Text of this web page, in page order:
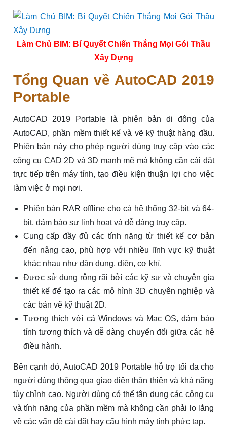
Làm Chủ BIM: Bí Quyết Chiến Thắng Mọi Gói Thầu
Xây Dựng
Tổng Quan về AutoCAD 2019
Portable
AutoCAD 2019 Portable là phiên bản di động của
AutoCAD, phần mềm thiết kế và vẽ kỹ thuật hàng đầu.
Phiên bản này cho phép người dùng truy cập vào các
công cụ CAD 2D và 3D mạnh mẽ mà không cần cài đặt
trực tiếp trên máy tính, tạo điều kiện thuận lợi cho việc
làm việc ở mọi nơi.
Phiên bản RAR offline cho cả hệ thống 32-bit và 64-
bit, đảm bảo sự linh hoạt và dễ dàng truy cập.
Cung cấp đầy đủ các tính năng từ thiết kế cơ bản
đến nâng cao, phù hợp với nhiều lĩnh vực kỹ thuật
khác nhau như dân dụng, điện, cơ khí.
Được sử dụng rộng rãi bởi các kỹ sư và chuyên gia
thiết kế để tạo ra các mô hình 3D chuyên nghiệp và
các bản vẽ kỹ thuật 2D.
Tương thích với cả Windows và Mac OS, đảm bảo
tính tương thích và dễ dàng chuyển đổi giữa các hệ
điều hành.
Bên cạnh đó, AutoCAD 2019 Portable hỗ trợ tối đa cho
người dùng thông qua giao diện thân thiện và khả năng
tùy chỉnh cao. Người dùng có thể tận dụng các công cụ
và tính năng của phần mềm mà không cần phải lo lắng
về các vấn đề cài đặt hay cấu hình máy tính phức tạp.